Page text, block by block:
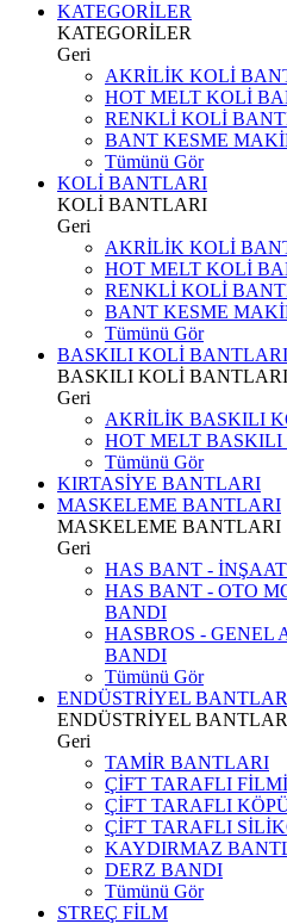
KATEGORİLER
KATEGORİLER
Geri
AKRİLİK KOLİ
HOT MELT KOLİ
RENKLİ KOLİ
BANT KESME
Tümünü Gör
KOLİ BANTLARI
KOLİ BANTLARI
Geri
AKRİLİK KOLİ
HOT MELT KOLİ
RENKLİ KOLİ
BANT KESME
Tümünü Gör
BASKILI KOLİ BANTLARI
BASKILI KOLİ BANTLARI
Geri
AKRİLİK BASKILI
HOT MELT
Tümünü Gör
KIRTASİYE BANTLARI
MASKELEME BANTLARI
MASKELEME BANTLARI
Geri
HAS BANT -
HAS BANT - OTO
BANDI
HASBROS - GENEL
BANDI
Tümünü Gör
ENDÜSTRİYEL BANTLAR
ENDÜSTRİYEL BANTLAR
Geri
TAMİR BANTLARI
ÇİFT TARAFLI
ÇİFT TARAFLI
ÇİFT TARAFLI
KAYDIRMAZ
DERZ BANDI
Tümünü Gör
STREÇ FİLM